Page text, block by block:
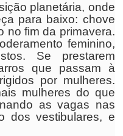
planetária, onde
para baixo: chove
no fim da primavera.
feminino,
Se prestarem
que passam à
por mulheres.
mulheres do que
as vagas nas
dos vestibulares, e